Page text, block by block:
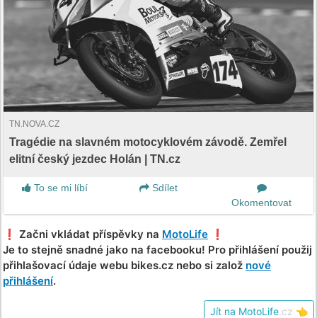
TN.NOVA.CZ
Tragédie na slavném motocyklovém závodě. Zemřel
elitní český jezdec Holán | TN.cz
To se mi líbí
Sdílet
Okomentovat
❗️ Začni vkládat příspěvky na MotoLife ❗️
Je to stejně snadné jako na facebooku! Pro přihlášení použij
přihlašovací údaje webu bikes.cz nebo si založ nové
přihlášení.
Jít na MotoLife .cz 👈